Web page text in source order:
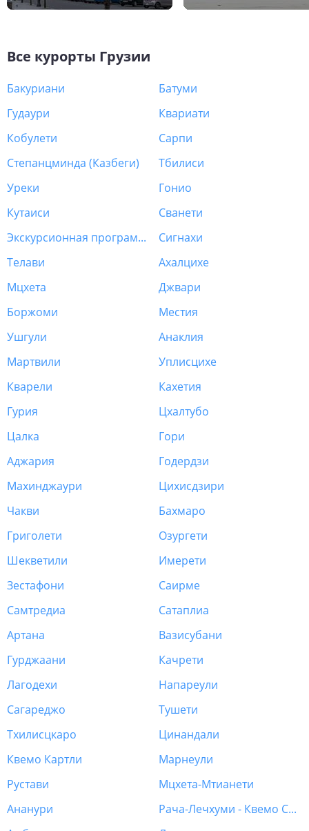
Все курорты Грузии
Бакуриани
Батуми
Гудаури
Квариати
Кобулети
Сарпи
Степанцминда (Казбеги)
Тбилиси
Уреки
Гонио
Кутаиси
Сванети
Экскурсионная программа Грузия
Сигнахи
Телави
Ахалцихе
Мцхета
Джвари
Боржоми
Местия
Ушгули
Анаклия
Мартвили
Уплисцихе
Кварели
Кахетия
Гурия
Цхалтубо
Цалка
Гори
Аджария
Годердзи
Махинджаури
Цихисдзири
Чакви
Бахмаро
Григолети
Озургети
Шекветили
Имерети
Зестафони
Саирме
Самтредиа
Сатаплиа
Артана
Вазисубани
Гурджаани
Качрети
Лагодехи
Напареули
Сагареджо
Тушети
Тхилисцкаро
Цинандали
Квемо Картли
Марнеули
Рустави
Мцхета-Мтианети
Ананури
Рача-Лечхуми - Квемо Сванети